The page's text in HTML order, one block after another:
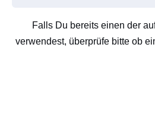
Falls Du bereits einen der
verwendest, überprüfe bitte ob